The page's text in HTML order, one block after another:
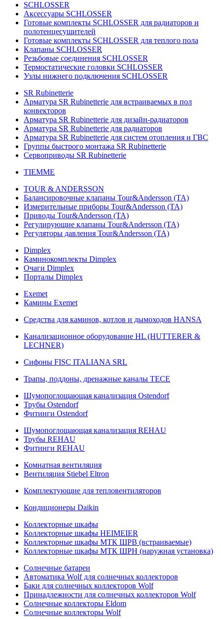
SCHLOSSER
Аксессуары SCHLOSSER
Готовые комплекты SCHLOSSER для радиаторов и
полотенцесушителей
Готовые комплекты SCHLOSSER для теплого пола
Клапаны SCHLOSSER
Резьбовые соединения SCHLOSSER
Термостатические головки SCHLOSSER
Узлы нижнего подключения SCHLOSSER
SR Rubinetterie
Арматура SR Rubinetterie для встраиваемых в пол
конвекторов
Арматура SR Rubinetterie для дизайн-радиаторов
Арматура SR Rubinetterie для радиаторов
Арматура SR Rubinetterie для систем отопления и ГВС
Группы быстрого монтажа SR Rubinetterie
Сервоприводы SR Rubinetterie
TIEMME
TOUR & ANDERSSON
Балансировочные клапаны Tour&Andersson (TA)
Измерительные приборы Tour&Andersson (TA)
Приводы Tour&Andersson (TA)
Регулирующие клапаны Tour&Andersson (TA)
Регуляторы давления Tour&Andersson (TA)
Dimplex
Каминокомплекты Dimplex
Очаги Dimplex
Порталы Dimplex
Exemet
Камины Exemet
Средства для каминов, котлов и дымоходов HANSA
Канализационное оборудование HL (HUTTERER &
LECHNER)
Сифоны FISC ITALIANA SRL
Трапы, поддоны, дренажные каналы TECE
Шумопоглощающая канализация Ostendorf
Трубы Ostendorf
Фитинги Ostendorf
Шумопоглощающая канализация REHAU
Трубы REHAU
Фитинги REHAU
Комнатная вентиляция
Вентиляция Stiebel Eltron
Комплектующие для тепловентиляторов
Кондиционеры Daikin
Коллекторные шкафы
Коллекторные шкафы HEIMEIER
Коллекторные шкафы МТК ШРВ (встраиваемые)
Коллекторные шкафы МТК ШРН (наружная установка)
Солнечные батареи
Автоматика Wolf для солнечных коллекторов
Баки для солнечных коллекторов Wolf
Принадлежности для солнечных коллекторов Wolf
Солнечные коллекторы Eldom
Солнечные коллекторы Wolf